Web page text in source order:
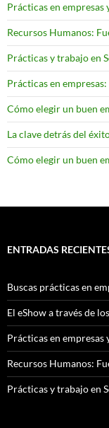
Prácticas en empresas
Recursos Humanos:
Prácticas y trabajo en
Prácticas en empresas:
Cómo elegir un buen
La clave detrás del
Cómo elegir un buen
ENTRADAS
Buscas prácticas en
El eShow a través de
Prácticas en empresas
Recursos Humanos:
Prácticas y trabajo en